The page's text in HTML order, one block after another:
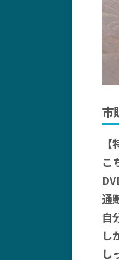
市
【
こ
通
自
し
し